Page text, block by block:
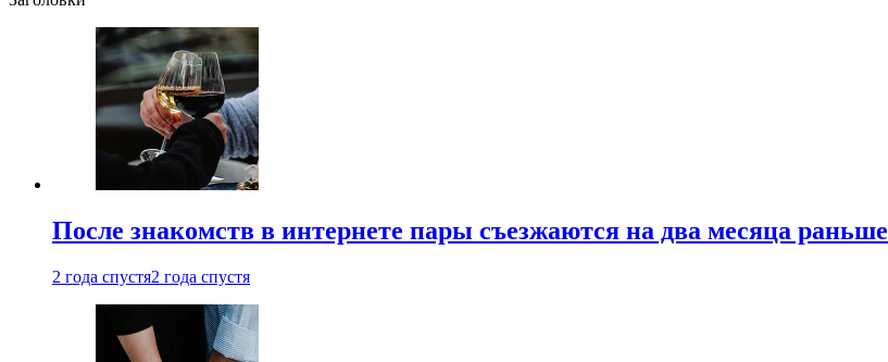
После знакомств в интернете пары съезжаются на два месяца раньше
2 года спустя2 года спустя